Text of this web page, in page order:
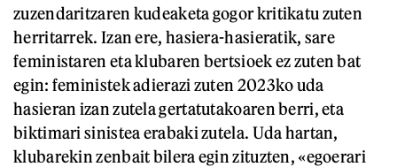
zuzendaritzaren kudeaketa gogor kritikatu zuten
herritarrek. Izan ere, hasiera-hasieratik, sare
feministaren eta klubaren bertsioek ez zuten bat
egin: feministek adierazi zuten 2023ko uda
hasieran izan zutela gertatutakoaren berri, eta
biktimari sinistea erabaki zutela. Uda hartan,
klubarekin zenbait bilera egin zituzten, «egoerari